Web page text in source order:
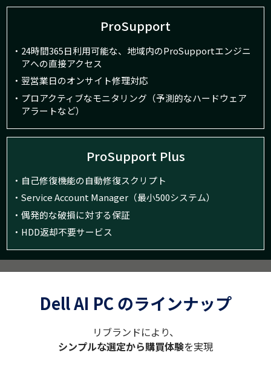
ProSupport
・24時間365日利用可能な、 地域内のProSupportエンジニ
アへの直接アクセス
・翌営業日のオンサイト修理対応
・プロアクティブなモニタリング（予測的なハードウェア
アラートなど）
ProSupport Plus
・自己修復機能の自動修復スクリプト
・Service Account Manager（最小500システム）
・偶発的な破損に対する保証
・HDD返却不要サービス
Dell AI PC のラインナップ
リブランドにより、
シンプルな選定から購買体験を実現